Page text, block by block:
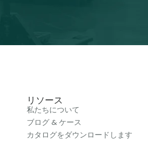
リソース
私たちについて
ブログ & ケース
カタログをダウンロードします